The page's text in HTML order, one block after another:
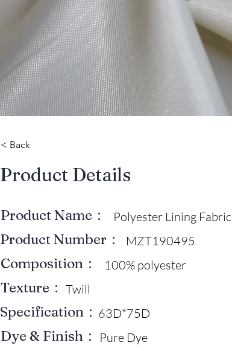
< Back
​Product Details
Product Name： Polyester Lining Fabric
Product Number： MZT190495
Composition： 100% polyester
Texture： Twill
Specification： 63D*75D
Dye & Finish： Pure Dye